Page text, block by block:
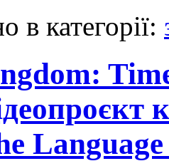
в категорії: